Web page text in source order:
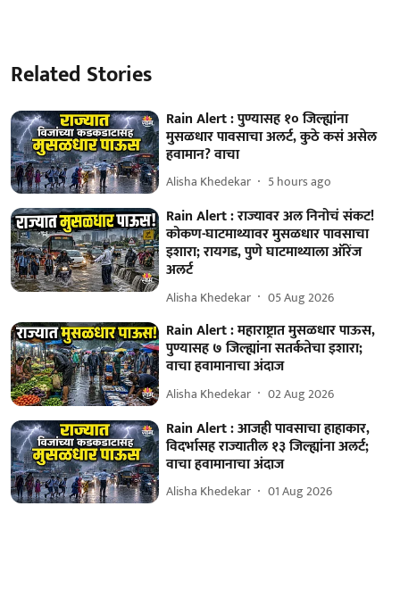
Related Stories
Rain Alert : पुण्यासह १० जिल्ह्यांना
मुसळधार पावसाचा अलर्ट, कुठे कसं असेल
हवामान? वाचा
Alisha Khedekar 5 hours ago
Rain Alert : राज्यावर अल निनोचं संकट!
कोकण-घाटमाथ्यावर मुसळधार पावसाचा
इशारा; रायगड, पुणे घाटमाथ्याला ऑरेंज
अलर्ट
Alisha Khedekar 05 Aug 2026
Rain Alert : महाराष्ट्रात मुसळधार पाऊस,
पुण्यासह ७ जिल्ह्यांना सतर्कतेचा इशारा;
वाचा हवामानाचा अंदाज
Alisha Khedekar 02 Aug 2026
Rain Alert : आजही पावसाचा हाहाकार,
विदर्भासह राज्यातील १३ जिल्ह्यांना अलर्ट;
वाचा हवामानाचा अंदाज
Alisha Khedekar 01 Aug 2026